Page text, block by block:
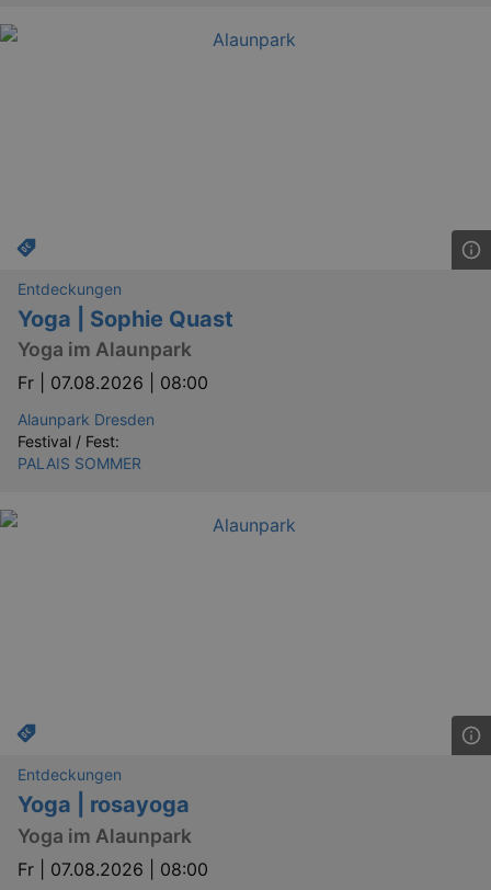
Entdeckungen
Yoga | Sophie Quast
Yoga im Alaunpark
Fr | 07.08.2026 | 08:00
Alaunpark Dresden
Festival / Fest:
PALAIS SOMMER
Entdeckungen
Yoga | rosayoga
Yoga im Alaunpark
Fr | 07.08.2026 | 08:00